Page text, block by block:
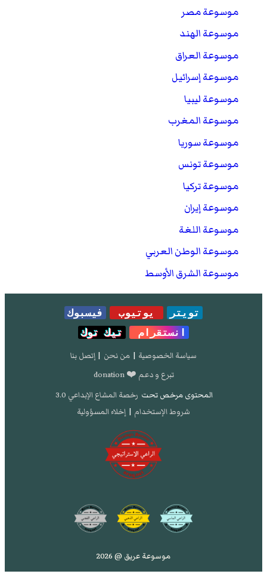
موسوعة مصر
موسوعة الهند
موسوعة العراق
موسوعة إسرائيل
موسوعة ليبيا
موسوعة المغرب
موسوعة سوريا
موسوعة تونس
موسوعة تركيا
موسوعة إيران
موسوعة اللغة
موسوعة الوطن العربي
موسوعة الشرق الأوسط
تويتر يوتيوب
فيسبوك
انستقرام
تيك توك
سياسة الخصوصية | من نحن | إتصل بنا
تبرع و دعم ❤️ donation
المحتوى مرخص تحت رخصة المشاع الإبداعي 3.0
شروط الإستخدام | إخلاء المسؤولية
موسوعة عريق @ 2026